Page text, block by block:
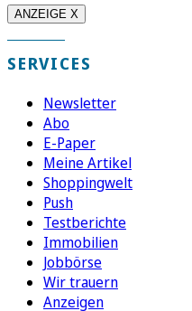
ANZEIGE X
SERVICES
Newsletter
Abo
E-Paper
Meine Artikel
Shoppingwelt
Push
Testberichte
Immobilien
Jobbörse
Wir trauern
Anzeigen